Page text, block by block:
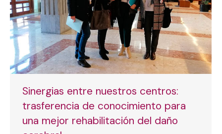
Sinergias entre nuestros centros:
trasferencia de conocimiento para
una mejor rehabilitación del daño